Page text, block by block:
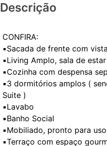
Descrição
CONFIRA:
▪️Sacada de frente com
▪️Living Amplo, sala de
▪️Cozinha com despensa
▪️3 dormitórios amplos (
Suite )
▪️Lavabo
▪️Banho Social
▪️Mobiliado, pronto para uso
▪️Terraço com espaço